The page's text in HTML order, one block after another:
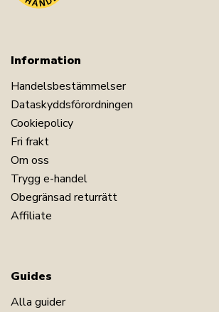
Information
Handelsbestämmelser
Dataskyddsförordningen
Cookiepolicy
Fri frakt
Om oss
Trygg e-handel
Obegränsad returrätt
Affiliate
Guides
Alla guider